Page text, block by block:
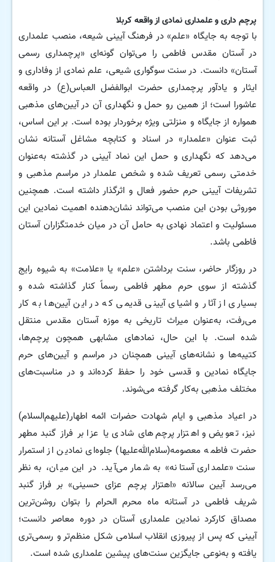
پرچم داری و علمداری نمادی از واقعه کربلا
با توجه به جایگاه «علم» در فرهنگ آیینی شیعه، منصب علمداری
در آستان مقدس فاطمی را می‌توان گونه‌ای «پرچمداری رسمی
آستان» دانست. در سنت سوگواری شیعی، علم نمادی از وفاداری و
ایثار و یادآور پرچمداری حضرت ابوالفضل العباس(ع) در واقعه
عاشورا است؛ از همین رو حمل و نگهداری آن در آیین‌های مذهبی
همواره از جایگاه و منزلتی ویژه برخوردار بوده است. بر این اساس،
ثبت عنوان «علمدار» در اسناد و کتابچه مشاغل آستانه نشان
می‌دهد که نگهداری و حمل این نماد آیینی در گذشته به‌عنوان
خدمتی رسمی تعریف شده و شخص علمدار در مراسم مذهبی و
تشریفات آیینی حرم حضور فعال و اثرگذار داشته است. همچنین
موروثی بودن این منصب می‌تواند نشان‌دهنده اهمیت نمادین این
مسئولیت و اعتماد نهادی به حامل آن در میان خدمتگزاران آستان
فاطمی باشد.
در روزگار حاضر، سنت برداشتن «علم» یا «علامت» به شیوه رایج
گذشته از سوی حرم مطهر فاطمی رسماً کنار گذاشته شده و
بسیاری از آثار و اشیای آیینی قدیمی که در این آیین‌ها به کار
می‌رفت، به‌عنوان میراث تاریخی به موزه آستان مقدس منتقل
شده است. با این حال، نمادهای مشابهی همچون پرچم‌ها،
کتیبه‌ها و نشانه‌های آیینی همچنان در مراسم و آیین‌های حرم
جایگاه نمادین و قدسی خود را حفظ کرده‌اند و در مناسبت‌های
مختلف مذهبی به‌کار گرفته می‌شوند.
در اعیاد مذهبی و ایام شهادت حضرات ائمه اطهار(علیهم‌السلام)
نیز، تعویض و اهتزار پرچم‌های شادی یا عزا بر فراز گنبد مطهر
حضرت فاطمه معصومه(سلام‌الله‌علیها) جلوه‌ای نمادین از استمرار
سنت «علمداری آستانه» به شمار می‌آید. در این میان، به نظر
می‌رسد آیین سالانه «اهتزار پرچم عزای حسینی» بر فراز گنبد
شریف فاطمی در آستانه ماه محرم الحرام را بتوان روشن‌ترین
مصداق کارکرد نمادین علمداری آستان در دوره معاصر دانست؛
آیینی که پس از پیروزی انقلاب اسلامی شکل منظم‌تر و رسمی‌تری
یافته و به‌نوعی جایگزین سنت‌های پیشین علمداری شده است.